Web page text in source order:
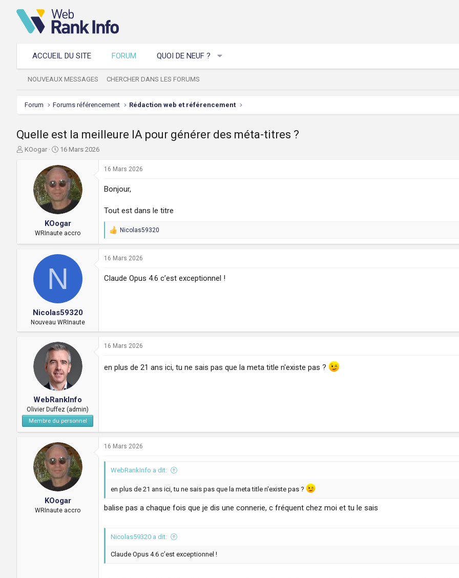
ACCUEIL DU SITE FORUM QUOI DE NEUF ?
NOUVEAUX MESSAGES CHERCHER DANS LES FORUMS
Forum Forums référencement Rédaction web et référencement
Quelle est la meilleure IA pour générer des méta-titres ?
A
KOogar
D
t
e
d
e
d
é
b
u
16 Mars 2026
KOogar
WRInaute accro
16 Mars 2026
Bonjour,
Tout est dans le titre
R
c
i
o
Nicolas59320
N
Nicolas59320
Nouveau WRInaute
16 Mars 2026
Claude Opus 4.6 c’est exceptionnel !
WebRankInfo
Olivier Duffez (admin)
Membre du personnel
16 Mars 2026
en plus de 21 ans ici, tu ne sais pas que la meta title n'existe pas ?
KOogar
WRInaute accro
16 Mars 2026
WebRankInfo a dit:
en plus de 21 ans ici, tu ne sais pas que la meta title n'existe pas ?
balise pas a chaque fois que je dis une connerie, c fréquent chez moi et tu le sais
Nicolas59320 a dit:
Claude Opus 4.6 c’est exceptionnel !